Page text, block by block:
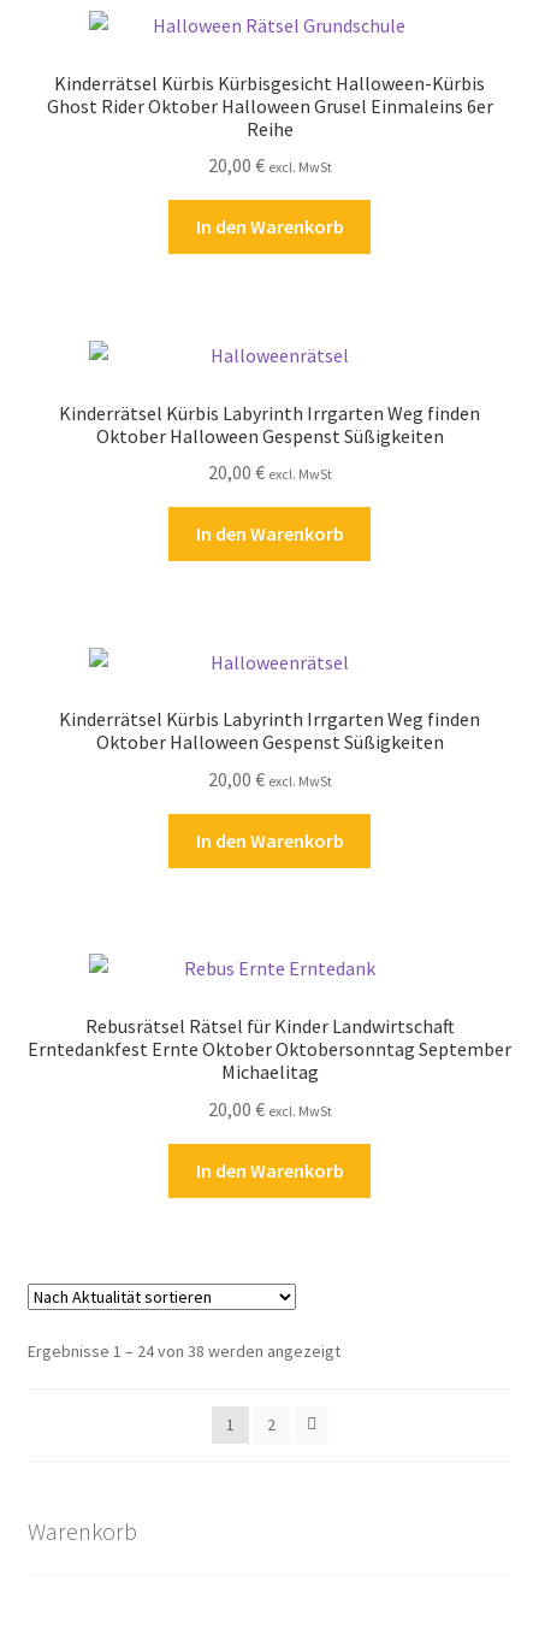
Kinderrätsel Kürbis Kürbisgesicht Halloween-Kürbis
Ghost Rider Oktober Halloween Grusel Einmaleins 6er
Reihe
20,00 € excl. MwSt
In den Warenkorb
Kinderrätsel Kürbis Labyrinth Irrgarten Weg finden
Oktober Halloween Gespenst Süßigkeiten
20,00 € excl. MwSt
In den Warenkorb
Kinderrätsel Kürbis Labyrinth Irrgarten Weg finden
Oktober Halloween Gespenst Süßigkeiten
20,00 € excl. MwSt
In den Warenkorb
Rebusrätsel Rätsel für Kinder Landwirtschaft
Erntedankfest Ernte Oktober Oktobersonntag September
Michaelitag
20,00 € excl. MwSt
In den Warenkorb
Ergebnisse 1 – 24 von 38 werden angezeigtNach
1
2
Warenkorb